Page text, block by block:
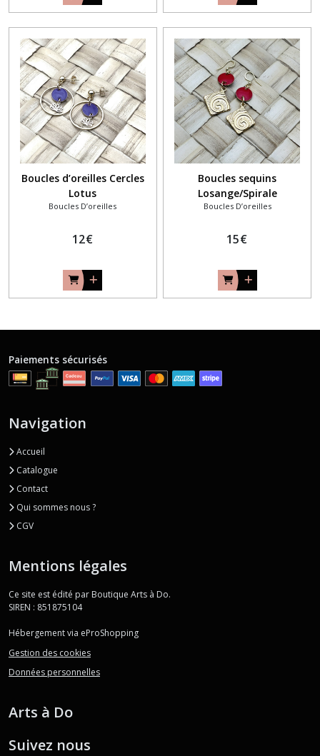
Boucles d’oreilles Cercles
Lotus
Boucles D’oreilles
12€
Boucles sequins
Losange/Spirale
Boucles D’oreilles
15€
Paiements sécurisés
Navigation
Accueil
Catalogue
Contact
Qui sommes nous ?
CGV
Mentions légales
Ce site est édité par Boutique Arts à Do.
SIREN : 851875104
Hébergement via eProShopping
Gestion des cookies
Données personnelles
Arts à Do
Suivez nous